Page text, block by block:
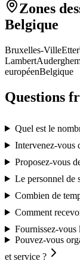
Zones
Belgique
Bruxelles-Ville
Lambert
européenBelgique
Questions
Quel est le
Intervenez-vous
Proposez-vous
Le personnel de
Combien de
Comment
Fournissez-vous
Pouvez-vous
et service ?